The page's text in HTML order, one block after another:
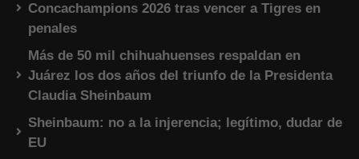
Concachampions 2026 tras vencer a Tigres en
penales
Más de 50 mil chihuahuenses respaldan en
Juárez los dos años del triunfo de la Presidenta
Claudia Sheinbaum
Sheinbaum: no a la injerencia; legítimo, dudar de
EU